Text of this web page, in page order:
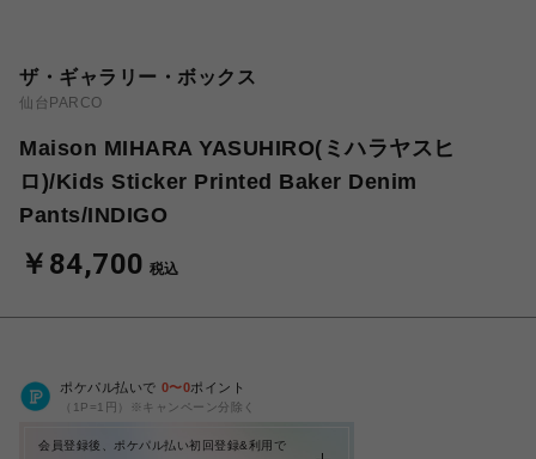
ザ・ギャラリー・ボックス
仙台PARCO
Maison MIHARA YASUHIRO(ミハラヤスヒ
ロ)/Kids Sticker Printed Baker Denim
Pants/INDIGO
￥84,700 税込
ポケパル払いで 0〜0ポイント
（1P=1円）※キャンペーン分除く
会員登録後、ポケパル払い初回登録&利用で